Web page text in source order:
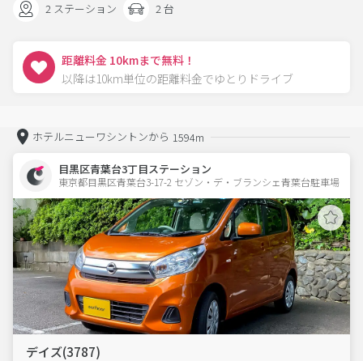
2 ステーション 2 台
距離料金 10kmまで無料！
以降は10km単位の距離料金でゆとりドライブ
ホテルニューワシントンから 1594m
目黒区青葉台3丁目ステーション
東京都目黒区青葉台3-17-2 セゾン・デ・ブランシェ青葉台駐車場
デイズ(3787)